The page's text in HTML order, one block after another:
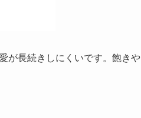
が長続きしにくいです。飽きや